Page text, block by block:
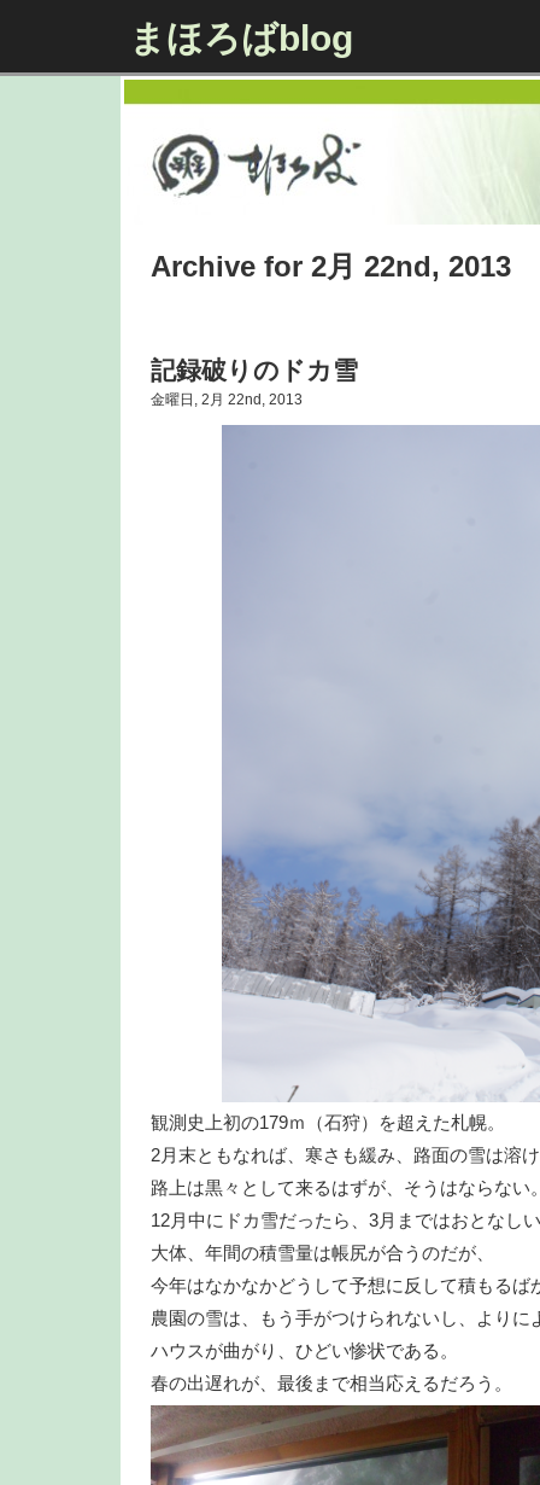
まほろばblog
Archive for 2月 22nd, 2013
記録破りのドカ雪
金曜日, 2月 22nd, 2013
観測史上初の179ｍ（石狩）を超えた札幌。
2月末ともなれば、寒さも緩み、路面の雪は溶
路上は黒々として来るはずが、そうはならない
12月中にドカ雪だったら、3月まではおとなし
大体、年間の積雪量は帳尻が合うのだが、
今年はなかなかどうして予想に反して積もるば
農園の雪は、もう手がつけられないし、よりに
ハウスが曲がり、ひどい惨状である。
春の出遅れが、最後まで相当応えるだろう。